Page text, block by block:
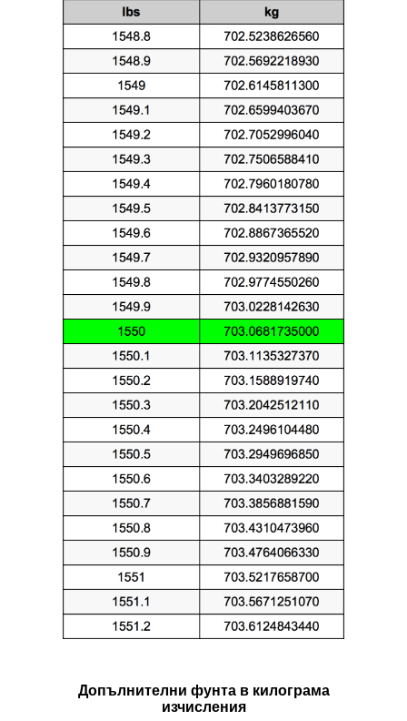
Допълнителни фунтa в килограмa
изчисления